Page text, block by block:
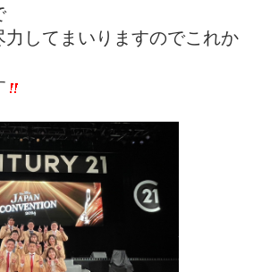
力してまいりますのでこれか